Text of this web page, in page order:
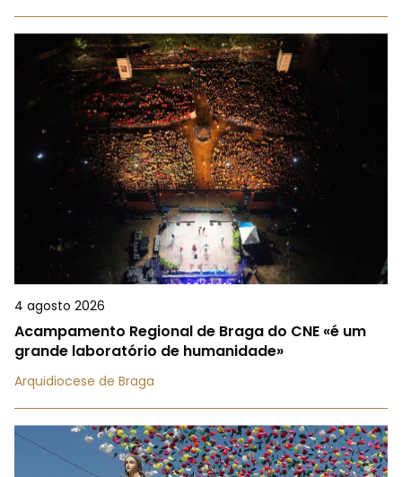
4 agosto 2026
Acampamento Regional de Braga do CNE «é um
grande laboratório de humanidade»
Arquidiocese de Braga